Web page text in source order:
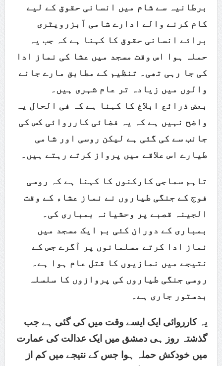
برطانیہ سے شام میں انسانی حقوق کے لیے
کام کرنے والے ادارے شامی آبزرویٹری
برائے انسانی حقوق کا کہنا ہے کہ جب یہ
حملہ ہوا اس وقت مسجد میں عشا کی نماز ادا
کی جا رہی تھی۔ تنظیم کے مطابق مارے جانے
والوں میں زیادہ تر عام شہری ہیں۔
بعض ذرائع ابلاغ کا کہنا ہے کہ فی الحال یہ
واضح نہیں ہے کہ یہ فضائی کارروائی کس کی
جانب سے کی گئی ہے لیکن روسی اور شامی
طیارے اس علاقے میں پرواز کرتے رہتے ہیں۔
تاہم سماجی کارکنوں کا کہنا ہے کہ روسی
فوج کے جنگی طیاروں نے نماز عشاء کے وقت
الجینہ قصبے پر وحشیانہ بمباری کی۔
بمباری کے دوران کئی بم ایک مسجد میں
نماز ادا کرتے مسلمانوں پر آگرے جس کے
نتیجے میں نمازیوں کا قتل عام ہوا ہے۔
روسی جنگی طیاروں کی پروازوں کا سلسلہ
بدستور جاری ہے۔
یہ کارروائی ایک ایسے وقت میں کی گئی ہے جب
گذشتہ روز ہی دمشق میں ایک عدالت کی عمارت
میں خودکش حملہ ہوا جس کے نتیجے میں کم از